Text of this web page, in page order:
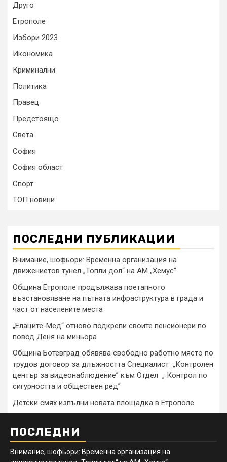
Друго
Етрополе
Избори 2023
Икономика
Криминални
Политика
Правец
Предстоящо
Света
София
София област
Спорт
ТОП новини
ПОСЛЕДНИ ПУБЛИКАЦИИ
Внимание, шофьори: Временна организация на
движениетов тунел „Топли дол“ на АМ „Хемус“
Община Етрополе продължава поетапното
възстановяване на пътната инфраструктура в града и
част от населените места
„Елаците-Мед“ отново подкрепи своите пенсионери по
повод Деня на миньора
Община Ботевград обявява свободно работно място по
трудов договор за длъжността Специалист „Контролен
център за видеонаблюдение” към Отдел „ Контрол по
сигурността и обществен ред”
Детски смях изпълни новата площадка в Етрополе
ПОСЛЕДНИ
Внимание, шофьори: Временна организация на